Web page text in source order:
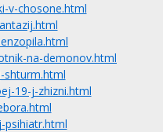
v-chosone.html
na-demonov.html
shturm.html
19-j-zhizni.html
psihiatr.html